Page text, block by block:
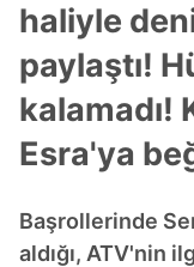
haliyle
paylaştı!
kalamadı!
Esra'ya
Başrollerinde
aldığı, ATV'nin